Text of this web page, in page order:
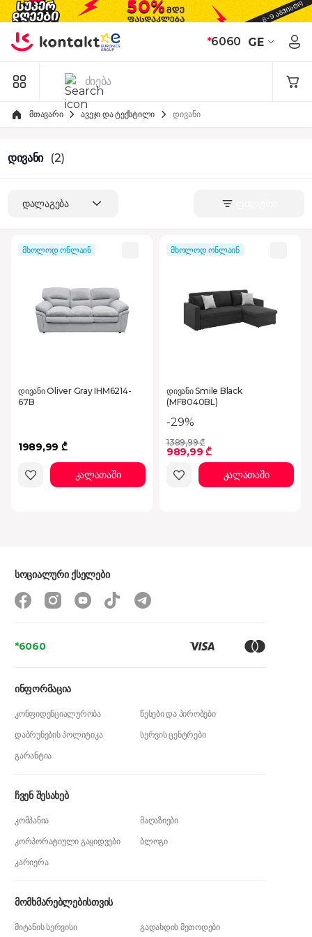
Skip to Content
*6060 GE
მთავარი ავეჯი და ტექსტილი დივანი
დივანი (2)
დალაგება
მხოლოდ ონლაინ
დივანი Oliver Gray IHM6214-
67B
1989,99 ₾
კალათაში
მხოლოდ ონლაინ
დივანი Smile Black
(MF8040BL)
-29%
1389,99 ₾
989,99 ₾
კალათაში
*6060
ჩვენ შესახებ
კომპანია
მაღაზიები
კორპორატიული გაყიდვები
ბლოგი
კარიერა
ინფორმაცია
კონფიდენციალურობა
წესები და პირობები
დაბრუნების პოლიტიკა
სერვის ცენტრები
გარანტია
მომხმარებლებისთვის
მიტანის სერვისი გადახდის მეთოდები
სოციალური ქსელები